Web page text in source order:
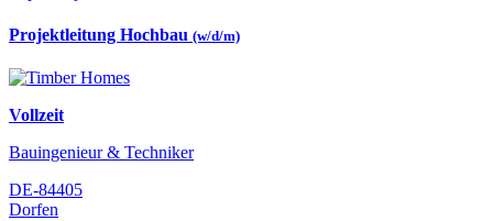
Projektleitung Hochbau (w/d/m)
Vollzeit
Bauingenieur & Techniker
DE-84405
Dorfen